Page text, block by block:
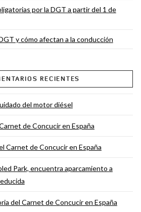
por la DGT a partir del 1 de
y cómo afectan a la conducción
RECIENTES
del motor diésel
de Concucir en España
Carnet de Concucir en España
Park, encuentra aparcamiento a
del Carnet de Concucir en España